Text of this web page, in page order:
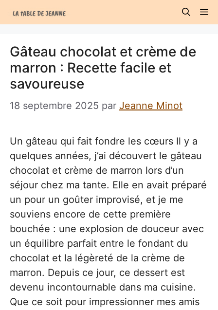
au
Gâteau chocolat et crème de
marron : Recette facile et
savoureuse
18 septembre 2025 par Jeanne Minot
Un gâteau qui fait fondre les cœurs Il y a
quelques années, j’ai découvert le gâteau
chocolat et crème de marron lors d’un
séjour chez ma tante. Elle en avait préparé
un pour un goûter improvisé, et je me
souviens encore de cette première
bouchée : une explosion de douceur avec
un équilibre parfait entre le fondant du
chocolat et la légèreté de la crème de
marron. Depuis ce jour, ce dessert est
devenu incontournable dans ma cuisine.
Que ce soit pour impressionner mes amis